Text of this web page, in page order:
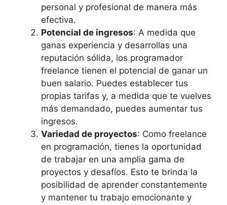
personal y profesional de manera más
efectiva.
Potencial de ingresos: A medida que
ganas experiencia y desarrollas una
reputación sólida, los programador
freelance tienen el potencial de ganar un
buen salario. Puedes establecer tus
propias tarifas y, a medida que te vuelves
más demandado, puedes aumentar tus
ingresos.
Variedad de proyectos: Como freelance
en programación, tienes la oportunidad
de trabajar en una amplia gama de
proyectos y desafíos. Esto te brinda la
posibilidad de aprender constantemente
y mantener tu trabajo emocionante y